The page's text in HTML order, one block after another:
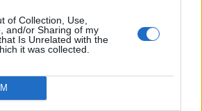
of Collection, Use,
and/or Sharing of my
Is Unrelated with the
it was collected.
Yahoo News, New York